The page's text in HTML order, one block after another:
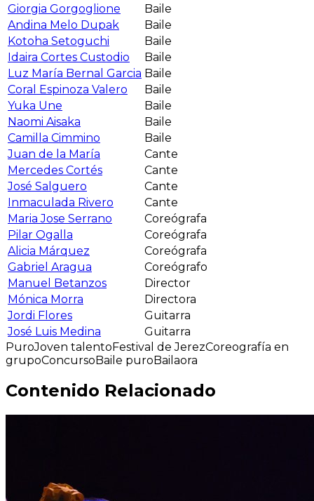
Giorgia Gorgoglione
Baile
Andina Melo Dupak
Baile
Kotoha Setoguchi
Baile
Idaira Cortes Custodio
Baile
Luz María Bernal Garcia Baile
Coral Espinoza Valero
Baile
Yuka Une
Baile
Naomi Aisaka
Baile
Camilla Cimmino
Baile
Juan de la María
Cante
Mercedes Cortés
Cante
José Salguero
Cante
Inmaculada Rivero
Cante
Maria Jose Serrano
Coreógrafa
Pilar Ogalla
Coreógrafa
Alicia Márquez
Coreógrafa
Gabriel Aragua
Coreógrafo
Manuel Betanzos
Director
Mónica Morra
Directora
Jordi Flores
Guitarra
José Luis Medina
Guitarra
PuroJoven talentoFestival de JerezCoreografía en
grupoConcursoBaile puroBailaora
Contenido Relacionado